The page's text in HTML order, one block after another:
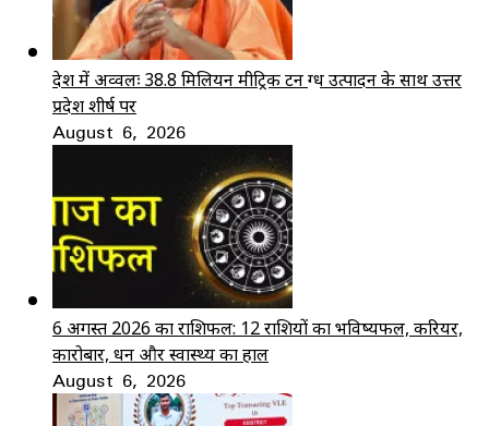
देश में अव्वलः 38.8 मिलियन मीट्रिक टन दुग्ध उत्पादन के साथ उत्तर
प्रदेश शीर्ष पर
August 6, 2026
6 अगस्त 2026 का राशिफल: 12 राशियों का भविष्यफल, करियर,
कारोबार, धन और स्वास्थ्य का हाल
August 6, 2026